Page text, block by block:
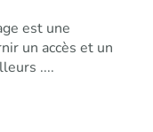
est une
un accès et un
....